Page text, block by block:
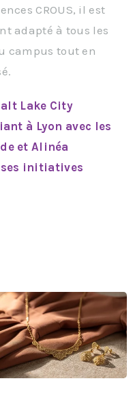
CROUS, il est
adapté à tous les
campus tout en
Lake City
à Lyon avec les
et Alinéa
ses initiatives